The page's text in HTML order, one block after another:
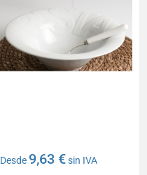
Desde 9,63 €sin IVA